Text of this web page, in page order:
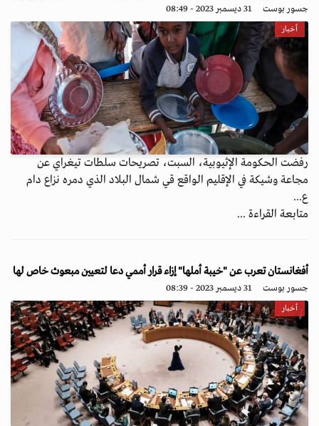
جسور بوست 31 ديسمبر 2023 - 08:49
أخبار
رفضت الحكومة الإثيوبية، السبت، تصريحات سلطات تيغراي عن
مجاعة وشيكة في الإقليم الواقع قي شمال البلاد الذي دمره نزاع دام
ع...
متابعة القراءة ...
أفغانستان تعرب عن "خيبة أملها" إزاء قرار أممي دعا لتعيين مبعوث خاص لها
جسور بوست 31 ديسمبر 2023 - 08:39
أخبار